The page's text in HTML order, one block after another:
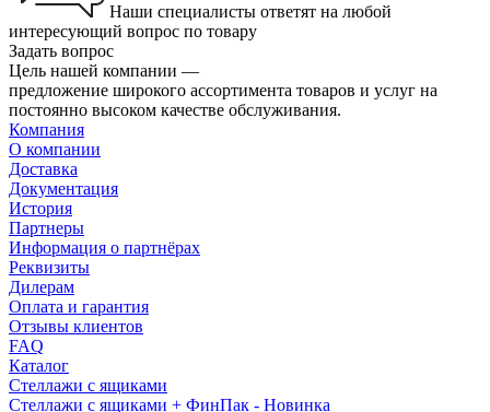
Наши специалисты ответят на любой
интересующий вопрос по товару
Задать вопрос
Цель нашей компании —
предложение широкого ассортимента товаров и услуг на
постоянно высоком качестве обслуживания.
Компания
О компании
Доставка
Документация
История
Партнеры
Информация о партнёрах
Реквизиты
Дилерам
Оплата и гарантия
Отзывы клиентов
FAQ
Каталог
Стеллажи с ящиками
Стеллажи с ящиками + ФинПак - Новинка